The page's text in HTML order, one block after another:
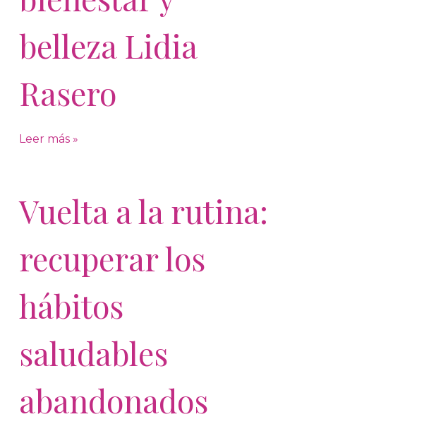
belleza Lidia
Rasero
Leer más »
Vuelta a la rutina:
recuperar los
hábitos
saludables
abandonados